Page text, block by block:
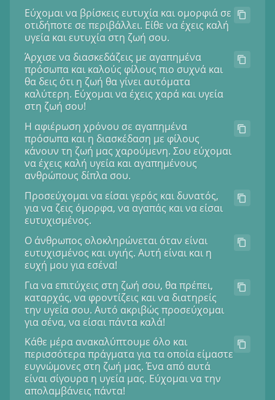
Εύχομαι να βρίσκεις ευτυχία και ομορφιά σε
οτιδήποτε σε περιβάλλει. Είθε να έχεις καλή
υγεία και ευτυχία στη ζωή σου.
Άρχισε να διασκεδάζεις με αγαπημένα
πρόσωπα και καλούς φίλους πιο συχνά και
θα δεις ότι η ζωή θα γίνει αυτόματα
καλύτερη. Εύχομαι να έχεις χαρά και υγεία
στη ζωή σου!
Η αφιέρωση χρόνου σε αγαπημένα
πρόσωπα και η διασκέδαση με φίλους
κάνουν τη ζωή μας χαρούμενη. Σου εύχομαι
να έχεις καλή υγεία και αγαπημένους
ανθρώπους δίπλα σου.
Προσεύχομαι να είσαι γερός και δυνατός,
για να ζεις όμορφα, να αγαπάς και να είσαι
ευτυχισμένος.
Ο άνθρωπος ολοκληρώνεται όταν είναι
ευτυχισμένος και υγιής. Αυτή είναι και η
ευχή μου για εσένα!
Για να επιτύχεις στη ζωή σου, θα πρέπει,
καταρχάς, να φροντίζεις και να διατηρείς
την υγεία σου. Αυτό ακριβώς προσεύχομαι
για σένα, να είσαι πάντα καλά!
Κάθε μέρα ανακαλύπτουμε όλο και
περισσότερα πράγματα για τα οποία είμαστε
ευγνώμονες στη ζωή μας. Ένα από αυτά
είναι σίγουρα η υγεία μας. Εύχομαι να την
απολαμβάνεις πάντα!